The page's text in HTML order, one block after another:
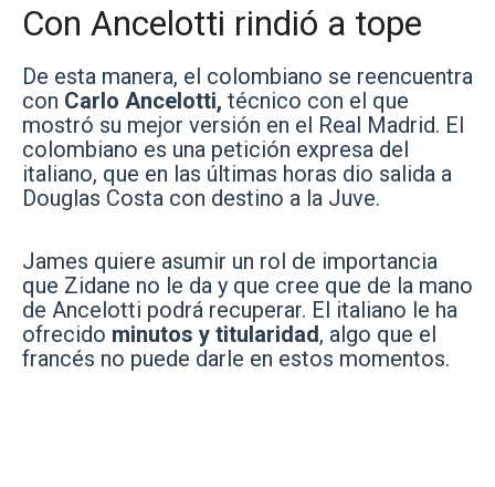
Con Ancelotti rindió a tope
De esta manera, el colombiano se reencuentra
con Carlo Ancelotti, técnico con el que
mostró su mejor versión en el Real Madrid. El
colombiano es una petición expresa del
italiano, que en las últimas horas dio salida a
Douglas Costa con destino a la Juve.
James quiere asumir un rol de importancia
que Zidane no le da y que cree que de la mano
de Ancelotti podrá recuperar. El italiano le ha
ofrecido minutos y titularidad, algo que el
francés no puede darle en estos momentos.